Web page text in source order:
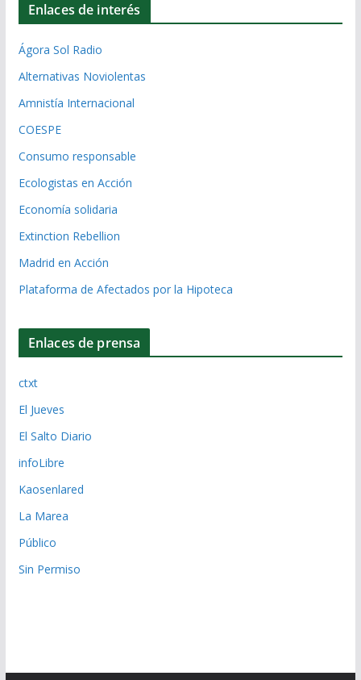
Enlaces de interés
Ágora Sol Radio
Alternativas Noviolentas
Amnistía Internacional
COESPE
Consumo responsable
Ecologistas en Acción
Economía solidaria
Extinction Rebellion
Madrid en Acción
Plataforma de Afectados por la Hipoteca
Enlaces de prensa
ctxt
El Jueves
El Salto Diario
infoLibre
Kaosenlared
La Marea
Público
Sin Permiso